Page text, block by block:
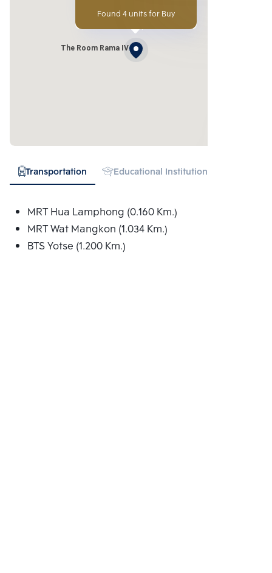
The Room Rama IV
Found 4 units for Buy
Transportation Educational Institution
MRT Hua Lamphong (0.160 Km.)
MRT Wat Mangkon (1.034 Km.)
BTS Yotse (1.200 Km.)